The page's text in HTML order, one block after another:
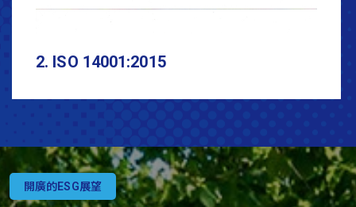
3. ISO 45001:2018 (01)
開廣的ESG展望